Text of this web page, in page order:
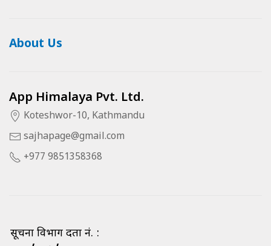
About Us
App Himalaya Pvt. Ltd.
Koteshwor-10, Kathmandu
sajhapage@gmail.com
+977 9851358368
सूचना विभाग दर्ता नं. :